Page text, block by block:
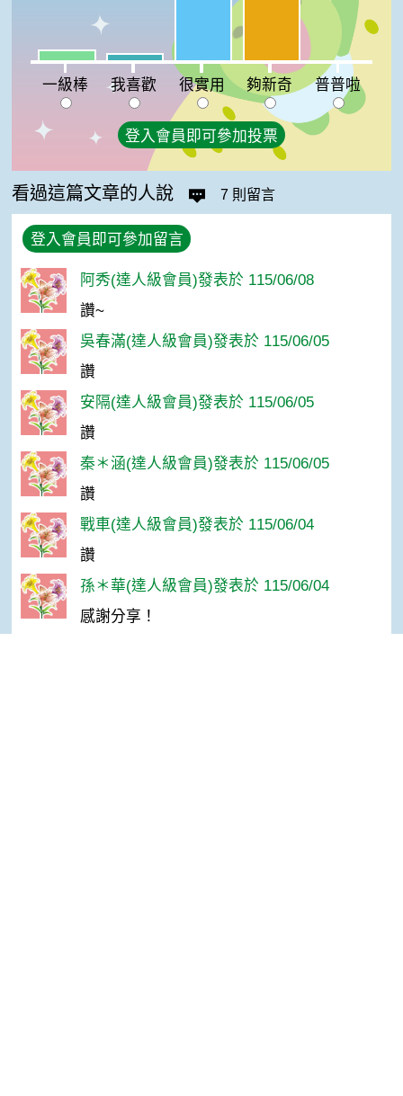
一級棒:6%我喜歡:4%
夠新奇:37%
普普啦:0%
一級棒 我喜歡 很實用 夠新奇 普普啦
登入會員即可參加投票
看過這篇文章的人說 7 則留言
登入會員即可參加留言
阿秀(達人級會員)發表於 115/06/08
讚~
吳春滿(達人級會員)發表於 115/06/05
讚
安隔(達人級會員)發表於 115/06/05
讚
秦＊涵(達人級會員)發表於 115/06/05
讚
戰車(達人級會員)發表於 115/06/04
讚
孫＊華(達人級會員)發表於 115/06/04
感謝分享！